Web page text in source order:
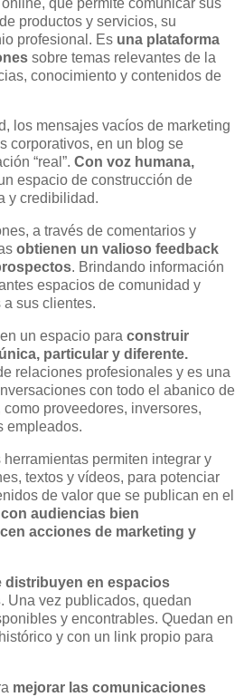
productos y servicios, su
profesional. Es una plataforma
sobre temas relevantes de la
conocimiento y contenidos de
los mensajes vacíos de marketing
corporativos, en un blog se
“real”. Con voz humana,
espacio de construcción de
y credibilidad.
a través de comentarios y
obtienen un valioso feedback
. Brindando información
espacios de comunidad y
sus clientes.
un espacio para construir
particular y diferente.
relaciones profesionales y es una
con todo el abanico de
proveedores, inversores,
empleados.
permiten integrar y
textos y vídeos, para potenciar
de valor que se publican en el
audiencias bien
acciones de marketing y
distribuyen en espacios
. Una vez publicados, quedan
y encontrables. Quedan en
y con un link propio para
mejorar las comunicaciones